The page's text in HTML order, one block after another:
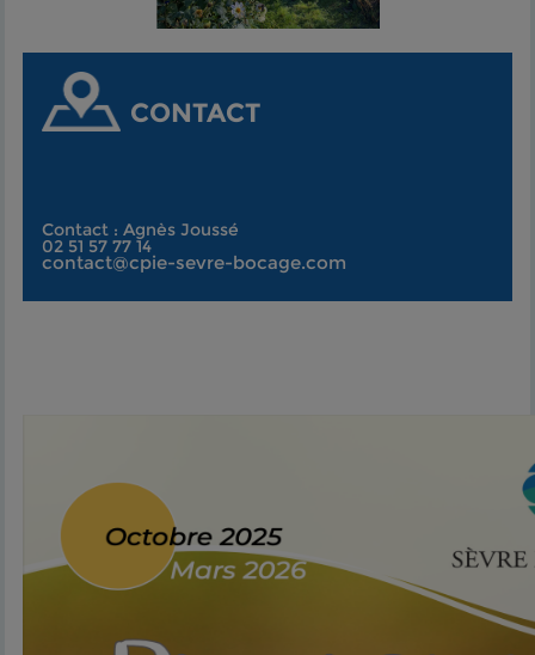
CONTACT
Contact : Agnès Joussé
02 51 57 77 14
contact@cpie-sevre-bocage.com